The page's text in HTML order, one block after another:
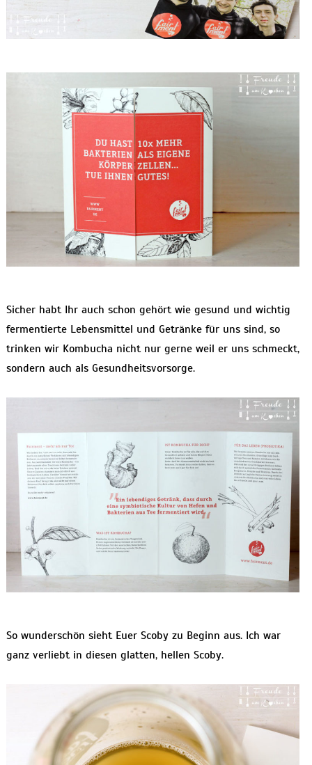
Sicher habt Ihr auch schon gehört wie gesund und wichtig
fermentierte Lebensmittel und Getränke für uns sind, so
trinken wir Kombucha nicht nur gerne weil er uns schmeckt,
sondern auch als Gesundheitsvorsorge.
So wunderschön sieht Euer Scoby zu Beginn aus. Ich war
ganz verliebt in diesen glatten, hellen Scoby.